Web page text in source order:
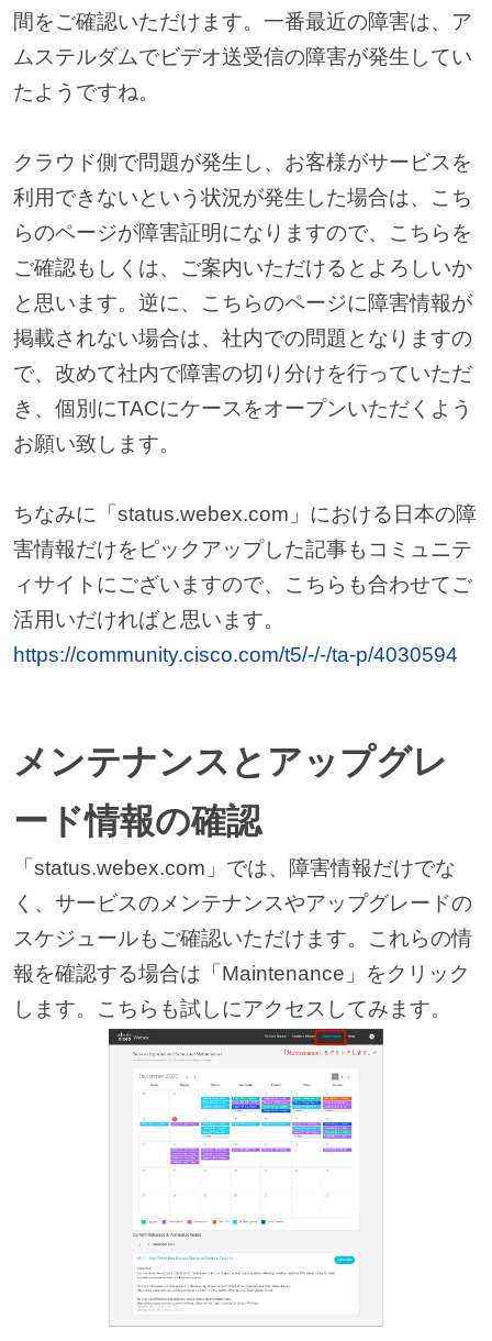
間をご確認いただけます。一番最近の障害は、ア
ムステルダムでビデオ送受信の障害が発生してい
たようですね。
クラウド側で問題が発生し、お客様がサービスを
利用できないという状況が発生した場合は、こち
らのページが障害証明になりますので、こちらを
ご確認もしくは、ご案内いただけるとよろしいか
と思います。逆に、こちらのページに障害情報が
掲載されない場合は、社内での問題となりますの
で、改めて社内で障害の切り分けを行っていただ
き、個別にTACにケースをオープンいただくよう
お願い致します。
ちなみに「status.webex.com」における日本の障
害情報だけをピックアップした記事もコミュニテ
ィサイトにございますので、こちらも合わせてご
活用いだければと思います。
https://community.cisco.com/t5/-/-/ta-p/4030594
メンテナンスとアップグレ
ード情報の確認
「status.webex.com」では、障害情報だけでな
く、サービスのメンテナンスやアップグレードの
スケジュールもご確認いただけます。これらの情
報を確認する場合は「Maintenance」をクリック
します。こちらも試しにアクセスしてみます。